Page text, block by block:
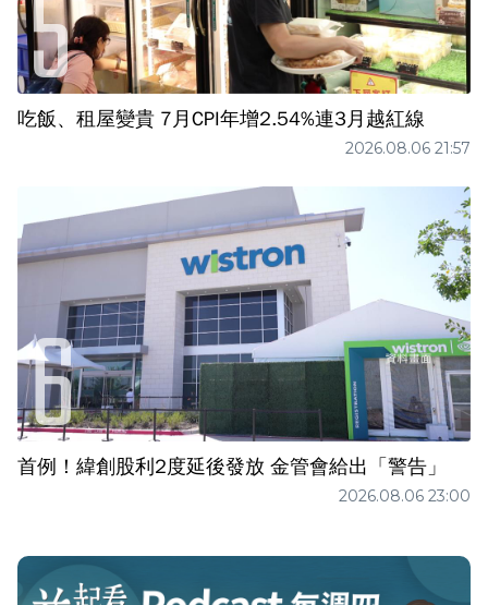
吃飯、租屋變貴 7月CPI年增2.54%連3月越紅線
2026.08.06 21:57
首例！緯創股利2度延後發放 金管會給出「警告」
2026.08.06 23:00